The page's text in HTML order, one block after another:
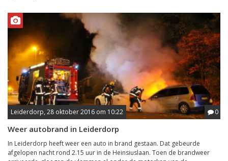
Leiderdorp, 28 oktober 2016 om 10:22 0
Weer autobrand in Leiderdorp
In Leiderdorp heeft weer een auto in brand gestaan. Dat gebeurde
afgelopen nacht rond 2.15 uur in de Heinsiuslaan. Toen de brandweer